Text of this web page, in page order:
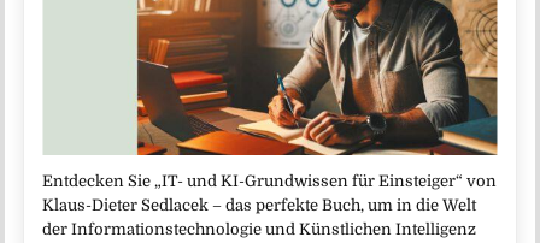
Entdecken Sie „IT- und KI-Grundwissen für Einsteiger“ von
Klaus-Dieter Sedlacek – das perfekte Buch, um in die Welt
der Informationstechnologie und Künstlichen Intelligenz